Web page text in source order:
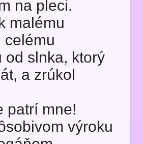
na pleci.
malému
celému
od slnka, ktorý
a zrúkol
patrí mne!
výroku